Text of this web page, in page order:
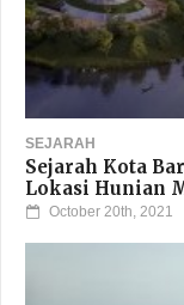
SEJARAH
Sejarah Kota
Lokasi Hunian
October 20th, 2021